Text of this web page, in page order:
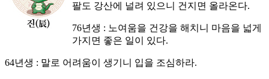
팔도 강산에 널려 있으니 건지면 올라온다.
76년생 : 노여움을 건강을 해치니 마음을 넓게
가지면 좋은 일이 있다.
64년생 : 말로 어려움이 생기니 입을 조심하라.